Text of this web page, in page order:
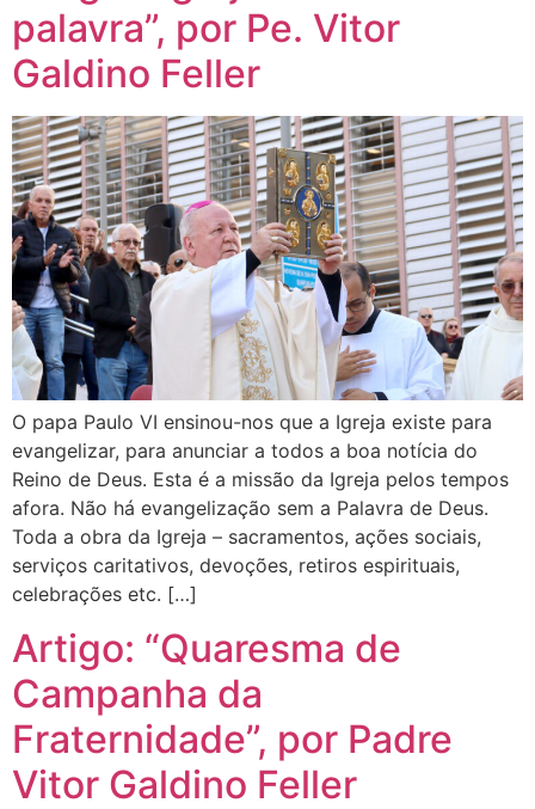
palavra”, por Pe. Vitor
Galdino Feller
O papa Paulo VI ensinou-nos que a Igreja existe para
evangelizar, para anunciar a todos a boa notícia do
Reino de Deus. Esta é a missão da Igreja pelos tempos
afora. Não há evangelização sem a Palavra de Deus.
Toda a obra da Igreja – sacramentos, ações sociais,
serviços caritativos, devoções, retiros espirituais,
celebrações etc. […]
Artigo: “Quaresma de
Campanha da
Fraternidade”, por Padre
Vitor Galdino Feller